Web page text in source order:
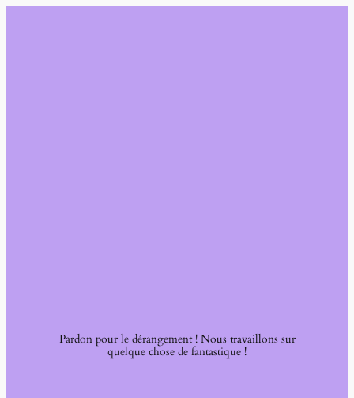
Pardon pour le dérangement ! Nous travaillons sur
quelque chose de fantastique !